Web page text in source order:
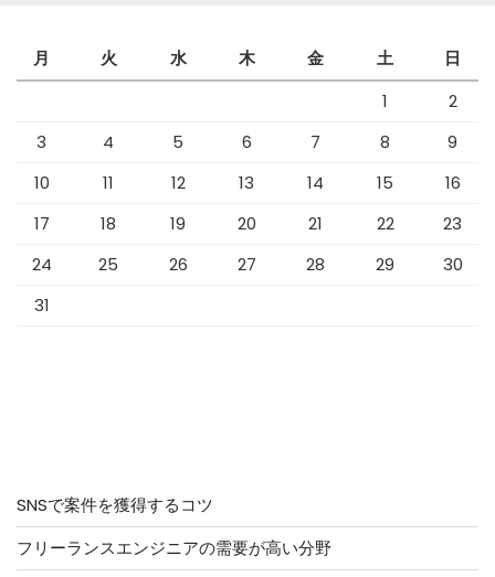
月 火 水 木 金 土
日
1
2
3
4 5 6 7 8
9
10
11 12 13 14 15
16
17
18 19 20 21 22
23
24
25 26 27 28 29
30
31
SNSで案件を獲得するコツ
フリーランスエンジニアの需要が高い分野